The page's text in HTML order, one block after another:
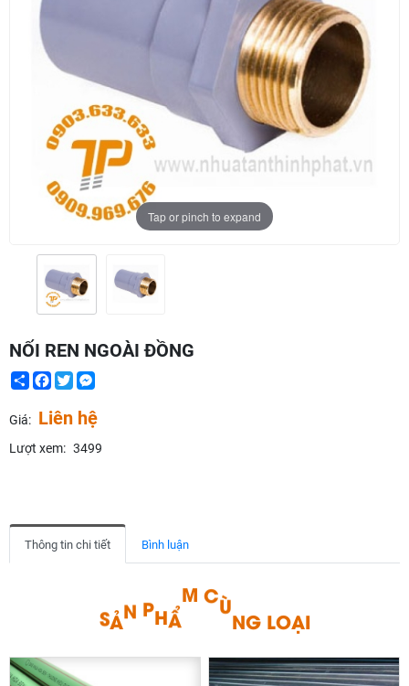
Tap or pinch to expand
NỐI REN NGOÀI ĐỒNG
ShareFacebook
Twitter
Giá: Liên hệ
Lượt xem: 3499
Thông tin chi tiết Bình luận
SẢN PHẨM ÙNG I